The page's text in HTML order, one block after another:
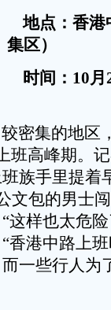
地点：香港
集区）
时间：10月
密集的地区
班高峰期。
族手里提着
文包的男士
这样也太危
香港中路上
一些行人为